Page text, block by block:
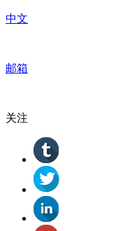
中文
邮箱
关注